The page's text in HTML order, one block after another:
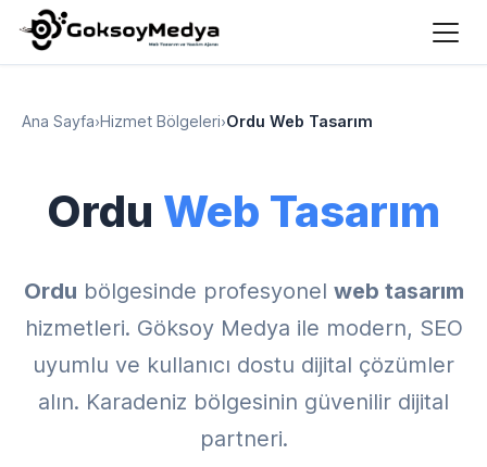
Ana Sayfa›Hizmet Bölgeleri›Ordu Web Tasarım
Ordu Web Tasarım
Ordu bölgesinde profesyonel web tasarım
hizmetleri. Göksoy Medya ile modern, SEO
uyumlu ve kullanıcı dostu dijital çözümler
alın. Karadeniz bölgesinin güvenilir dijital
partneri.